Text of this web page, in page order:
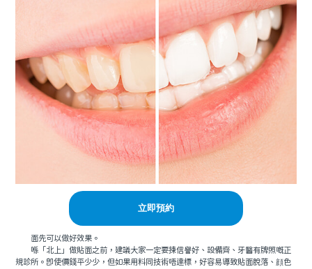
立即預約
面先可以做好效果。
喺「北上」做貼面之前，建議大家一定要揀信譽好、設備齊、牙醫有牌照嘅正
規診所。即使價錢平少少，但如果用料同技術唔達標，好容易導致貼面脫落、顔色